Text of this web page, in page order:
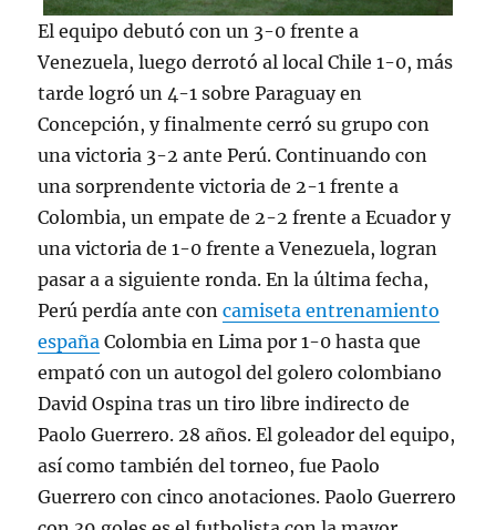
El equipo debutó con un 3-0 frente a
Venezuela, luego derrotó al local Chile 1-0, más
tarde logró un 4-1 sobre Paraguay en
Concepción, y finalmente cerró su grupo con
una victoria 3-2 ante Perú. Continuando con
una sorprendente victoria de 2-1 frente a
Colombia, un empate de 2-2 frente a Ecuador y
una victoria de 1-0 frente a Venezuela, logran
pasar a a siguiente ronda. En la última fecha,
Perú perdía ante concamiseta entrenamiento
españa Colombia en Lima por 1-0 hasta que
empató con un autogol del golero colombiano
David Ospina tras un tiro libre indirecto de
Paolo Guerrero. 28 años. El goleador del equipo,
así como también del torneo, fue Paolo
Guerrero con cinco anotaciones. Paolo Guerrero